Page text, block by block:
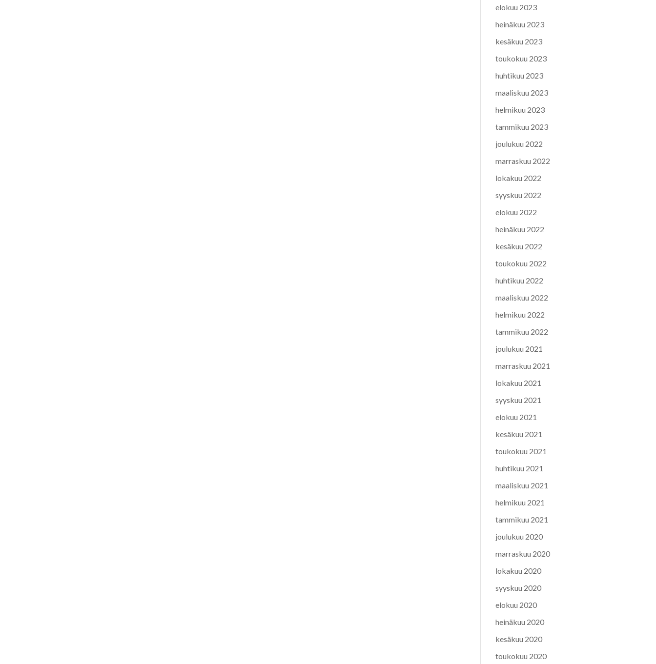
elokuu 2023
heinäkuu 2023
kesäkuu 2023
toukokuu 2023
huhtikuu 2023
maaliskuu 2023
helmikuu 2023
tammikuu 2023
joulukuu 2022
marraskuu 2022
lokakuu 2022
syyskuu 2022
elokuu 2022
heinäkuu 2022
kesäkuu 2022
toukokuu 2022
huhtikuu 2022
maaliskuu 2022
helmikuu 2022
tammikuu 2022
joulukuu 2021
marraskuu 2021
lokakuu 2021
syyskuu 2021
elokuu 2021
kesäkuu 2021
toukokuu 2021
huhtikuu 2021
maaliskuu 2021
helmikuu 2021
tammikuu 2021
joulukuu 2020
marraskuu 2020
lokakuu 2020
syyskuu 2020
elokuu 2020
heinäkuu 2020
kesäkuu 2020
toukokuu 2020